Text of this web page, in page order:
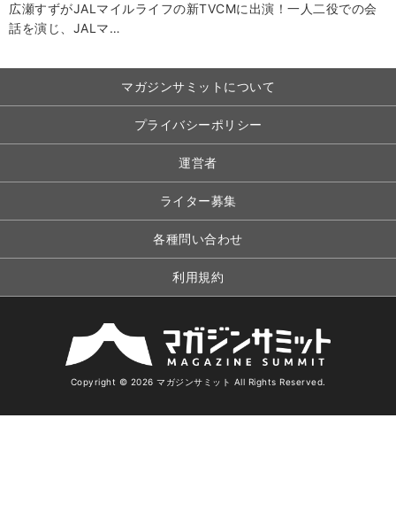
広瀬すずがJALマイルライフの新TVCMに出演！一人二役での会
話を演じ、JALマ…
マガジンサミットについて
プライバシーポリシー
運営者
ライター募集
各種問い合わせ
利用規約
Copyright © 2026 マガジンサミット All Rights Reserved.